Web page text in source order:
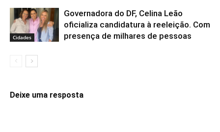
Cidades
Governadora do DF, Celina Leão
oficializa candidatura à reeleição. Com
presença de milhares de pessoas
Deixe uma resposta